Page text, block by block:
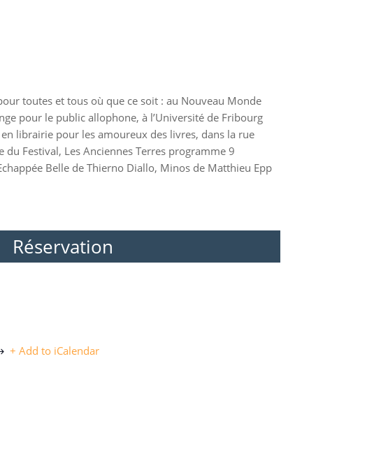
toutes et tous où que ce soit : au Nouveau Monde
pour le public allophone, à l’Université de Fribourg
librairie pour les amoureux des livres, dans la rue
Festival, Les Anciennes Terres programme 9
Belle de Thierno Diallo, Minos de Matthieu Epp
Réservation
+ Add to iCalendar